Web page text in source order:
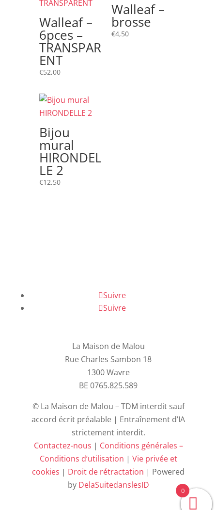
Walleaf –
6pces –
TRANSPAR
ENT
€52,00
Walleaf –
brosse
€4,50
Bijou
mural
HIRONDEL
LE 2
€12,50
Suivre
Suivre
La Maison de Malou
Rue Charles Sambon 18
1300 Wavre
BE 0765.825.589
© La Maison de Malou – TDM interdit sauf
accord écrit préalable | Entraînement d’IA
strictement interdit.
Contactez-nous | Conditions générales –
Conditions d’utilisation | Vie privée et
cookies | Droit de rétractation | Powered
by DelaSuitedanslesID
0